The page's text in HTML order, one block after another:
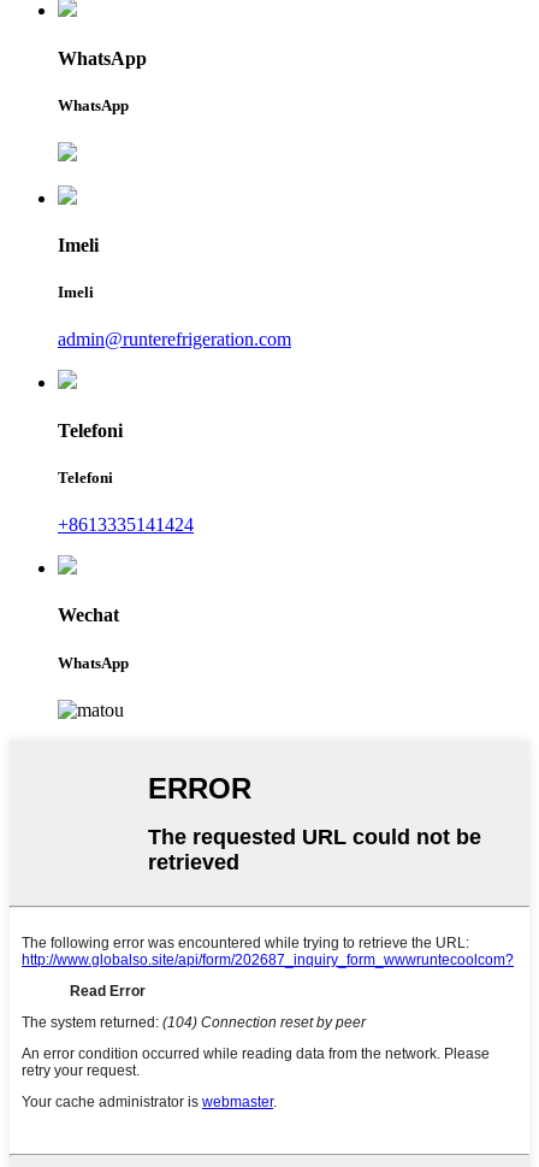
WhatsApp
WhatsApp
Imeli
Imeli
admin@runterefrigeration.com
Telefoni
Telefoni
+8613335141424
Wechat
WhatsApp